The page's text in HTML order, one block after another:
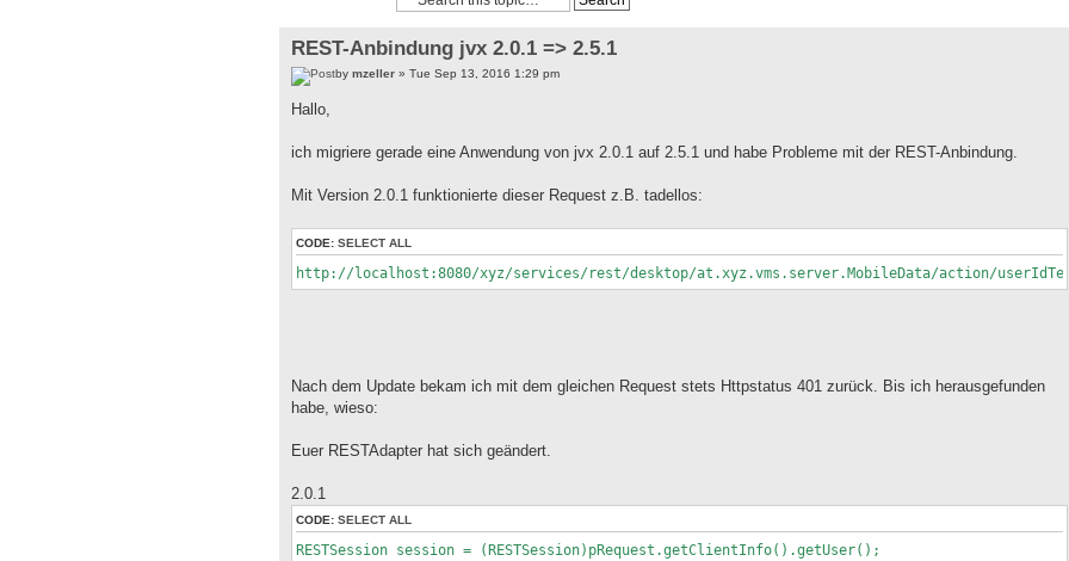
REST-Anbindung jvx 2.0.1 => 2.5.1
by mzeller » Tue Sep 13, 2016 1:29 pm
Hallo,
ich migriere gerade eine Anwendung von jvx 2.0.1 auf 2.5.1 und habe Probleme mit der REST-Anbindung.
Mit Version 2.0.1 funktionierte dieser Request z.B. tadellos:
CODE: SELECT ALL
http://localhost:8080/xyz/services/rest/desktop/at.xyz.vms.server.MobileData/action/
Nach dem Update bekam ich mit dem gleichen Request stets Httpstatus 401 zurück. Bis ich herausgefunden
habe, wieso:
Euer RESTAdapter hat sich geändert.
2.0.1
CODE: SELECT ALL
RESTSession session = (RESTSession)pRequest.getClientInfo().getUser();